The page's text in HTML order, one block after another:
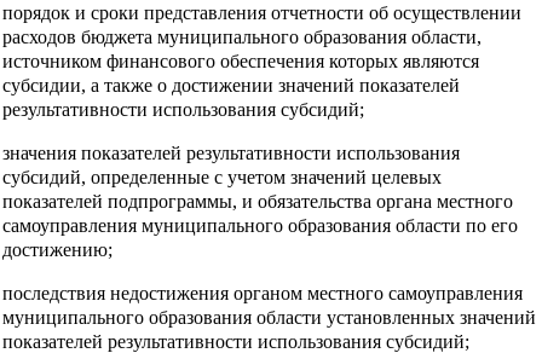
порядок и сроки представления отчетности об осуществлении
расходов бюджета муниципального образования области,
источником финансового обеспечения которых являются
субсидии, а также о достижении значений показателей
результативности использования субсидий;
значения показателей результативности использования
субсидий, определенные с учетом значений целевых
показателей подпрограммы, и обязательства органа местного
самоуправления муниципального образования области по его
достижению;
последствия недостижения органом местного самоуправления
муниципального образования области установленных значений
показателей результативности использования субсидий;